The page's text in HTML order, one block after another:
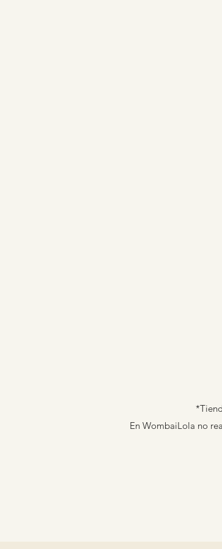
En WombaiLola no